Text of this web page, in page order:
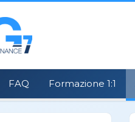
FAQ Formazione 1:1